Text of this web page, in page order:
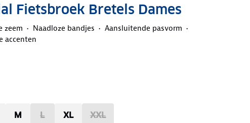
Fietsbroek Bretels Dames
zeem Naadloze bandjes
Aansluitende pasvorm
accenten
M L XL XXL